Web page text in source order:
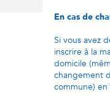
En cas de
Si vous avez
inscrire à la
domicile
changement
commune) en